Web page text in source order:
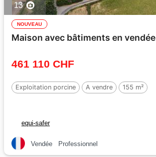
13
NOUVEAU
Maison avec bâtiments en vendée
461 110 CHF
Exploitation porcine A vendre 155 m²
equi-safer
Vendée Professionnel